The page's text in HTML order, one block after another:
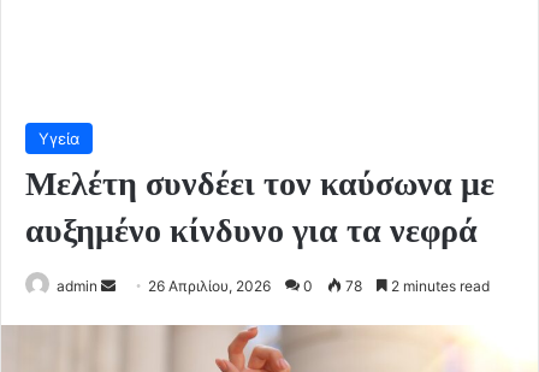
Υγεία
Μελέτη συνδέει τον καύσωνα με
αυξημένο κίνδυνο για τα νεφρά
admin
Send 26 Απριλίου, 2026 0 78 2 minutes read